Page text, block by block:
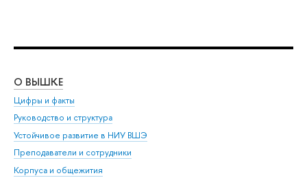
О ВЫШКЕ
Цифры и факты
Руководство и структура
Устойчивое развитие в НИУ ВШЭ
Преподаватели и сотрудники
Корпуса и общежития